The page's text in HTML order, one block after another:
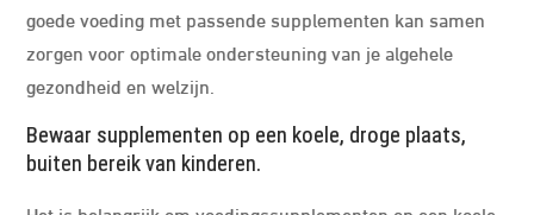
goede voeding met passende supplementen kan samen
zorgen voor optimale ondersteuning van je algehele
gezondheid en welzijn.
Bewaar supplementen op een koele, droge plaats,
buiten bereik van kinderen.